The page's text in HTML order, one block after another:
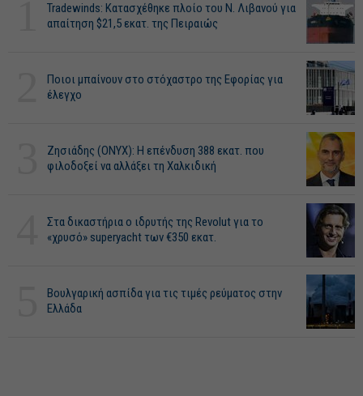
Tradewinds: Κατασχέθηκε πλοίο του Ν. Λιβανού για
απαίτηση $21,5 εκατ. της Πειραιώς
Ποιοι μπαίνουν στο στόχαστρο της Εφορίας για
έλεγχο
Ζησιάδης (ONYX): Η επένδυση 388 εκατ. που
φιλοδοξεί να αλλάξει τη Χαλκιδική
Στα δικαστήρια ο ιδρυτής της Revolut για το
«χρυσό» superyacht των €350 εκατ.
Βουλγαρική ασπίδα για τις τιμές ρεύματος στην
Ελλάδα